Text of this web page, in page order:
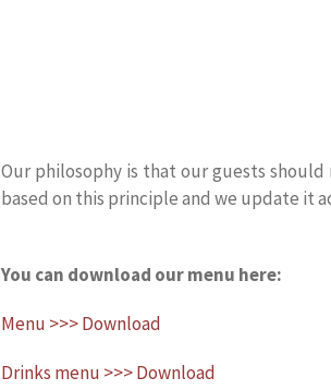
Our philosophy is that our guests
based on this principle and we update it
You can download our menu here:
Menu >>> Download
Drinks menu >>> Download